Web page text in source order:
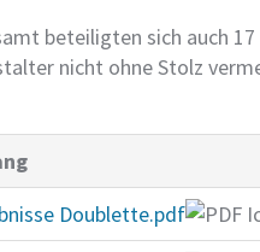
beteiligten sich auch
nicht ohne Stolz
Doublette.pdf